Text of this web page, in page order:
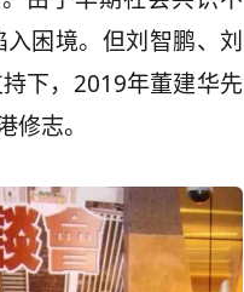
困境。但刘智鹏、刘
下，2019年董建华先
志。